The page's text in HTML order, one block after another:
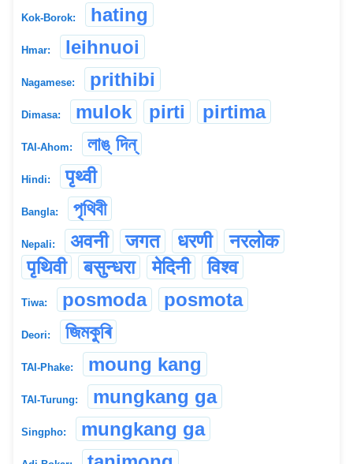
Kok-Borok: hating
Hmar: leihnuoi
Nagamese: prithibi
Dimasa: mulok pirti pirtima
TAI-Ahom: লাঙ্ দিন্
Hindi: पृथ्वी
Bangla: পৃথিবী
Nepali: अवनी जगत धरणी
नरलोक
पृथिवी
बसुन्धरा मेदिनी विश्व
Tiwa: posmoda posmota
Deori: জিমকুৰি
TAI-Phake: moung kang
TAI-Turung: mungkang ga
Singpho: mungkang ga